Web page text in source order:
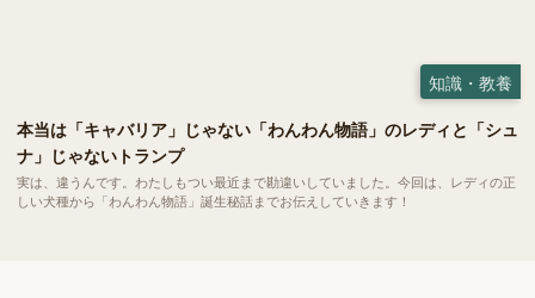
知識・教養
本当は「キャバリア」じゃない「わんわん物語」のレディと「シュ
ナ」じゃないトランプ
実は、違うんです。わたしもつい最近まで勘違いしていました。今回は、レディの正
しい犬種から「わんわん物語」誕生秘話までお伝えしていきます！